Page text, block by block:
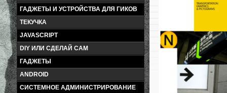
ГАДЖЕТЫ И УСТРОЙСТВА ДЛЯ ГИКОВ
ТЕКУЧКА
JAVASCRIPT
DIY ИЛИ СДЕЛАЙ САМ
ГАДЖЕТЫ
ANDROID
СИСТЕМНОЕ АДМИНИСТРИРОВАНИЕ